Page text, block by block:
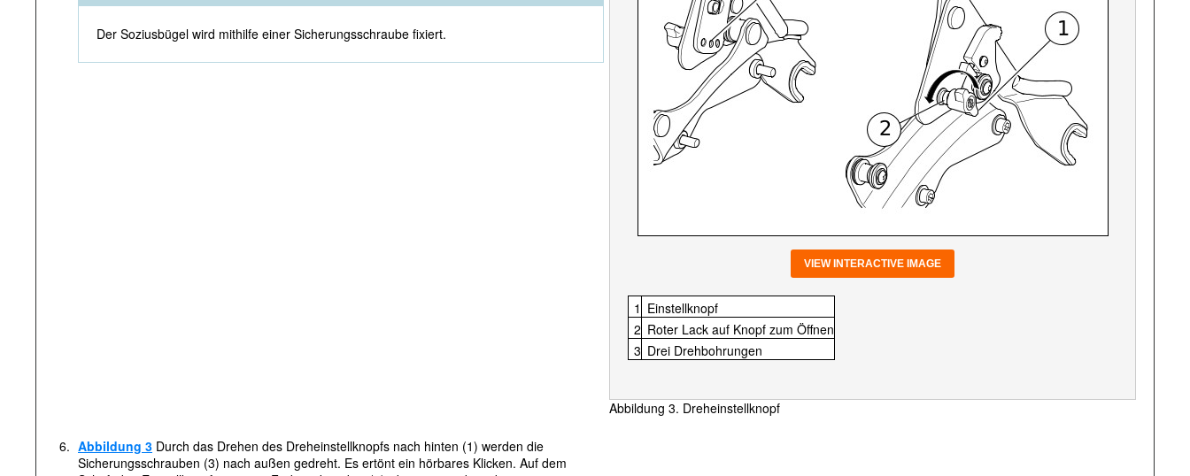
Der Soziusbügel wird mithilfe einer Sicherungsschraube fixiert.
VIEW INTERACTIVE IMAGE
1 Einstellknopf
2 Roter Lack auf Knopf zum Öffnen
3 Drei Drehbohrungen
Abbildung 3. Dreheinstellknopf
6. Abbildung 3 Durch das Drehen des Dreheinstellknopfs nach hinten (1) werden die
Sicherungsschrauben (3) nach außen gedreht. Es ertönt ein hörbares Klicken. Auf dem